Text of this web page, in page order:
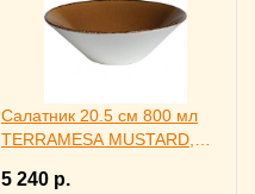
Салатник 20.5 см 800 мл
TERRAMESA MUSTARD,
5 240 р.